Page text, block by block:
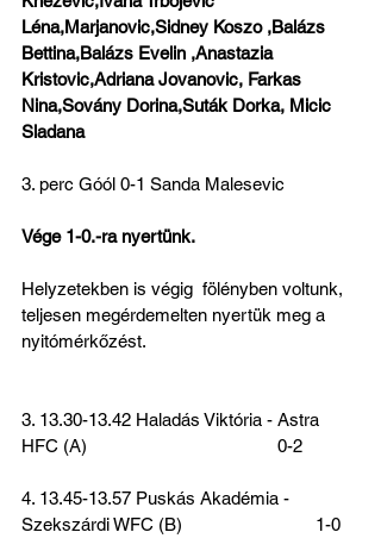
Léna,Marjanovic,Sidney Koszo ,Balázs
Bettina,Balázs Evelin ,Anastazia
Kristovic,Adriana Jovanovic, Farkas
Nina,Sovány Dorina,Suták Dorka, Micic
Sladana
3. perc Góól 0-1 Sanda Malesevic
Vége 1-0.-ra nyertünk.
Helyzetekben is végig  fölényben voltunk,
teljesen megérdemelten nyertük meg a
nyitómérkőzést.
3. 13.30-13.42 Haladás Viktória - Astra
HFC (A)                                        0-2
4. 13.45-13.57 Puskás Akadémia -
Szekszárdi WFC (B)                            1-0